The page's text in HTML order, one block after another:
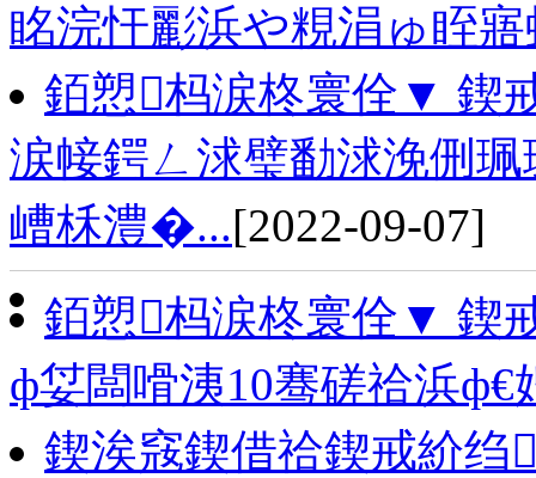
眳浣忓彲浜や粯涓ゅ眰
銆愬杩涙柊寰佺▼ 鍥
涙帹鍔ㄥ浗璧勫浗浼侀
嶆柇澧�...[2022-09-07]
銆愬杩涙柊寰佺▼ 鍥
ф姇闆嗗洟10骞磋祫浜ф€
鍥涘窛鍥借祫鍥戒紒绉